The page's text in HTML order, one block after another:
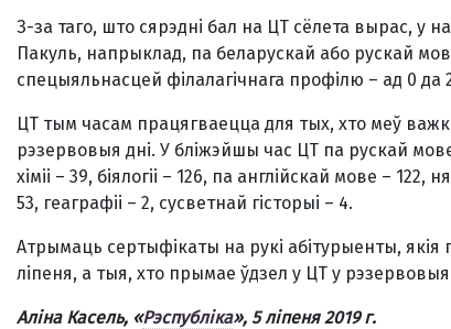
З-за таго, што сярэдні бал на ЦТ сёлета вырас, у
Пакуль, напрыклад, па беларускай або рускай
спецыяльнасцей філалагічнага профілю – ад 0 да
ЦТ тым часам працягваецца для тых, хто меў
рэзервовыя дні. У бліжэйшы час ЦТ па рускай
хіміі – 39, біялогіі – 126, па англійскай мове –
53, геаграфіі – 2, сусветнай гісторыі – 4.
Атрымаць сертыфікаты на рукі абітурыенты, якія
ліпеня, а тыя, хто прымае ўдзел у ЦТ у рэзервовыя
Аліна Касель, «Рэспубліка», 5 ліпеня 2019 г.